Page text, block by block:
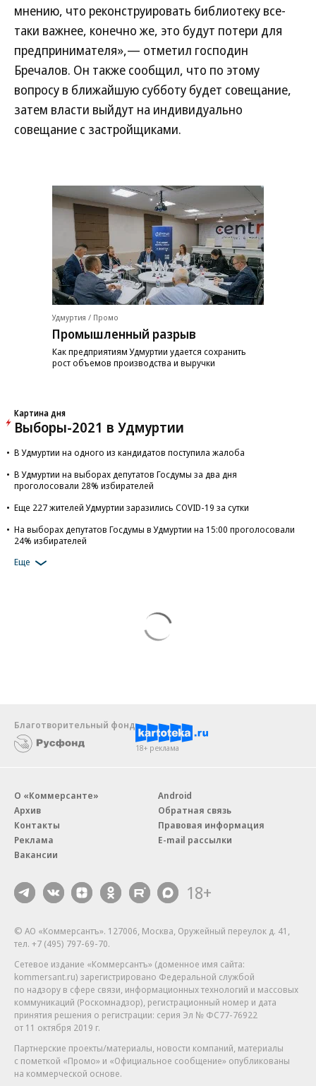
мнению, что реконструировать библиотеку все-
таки важнее, конечно же, это будут потери для
предпринимателя»,— отметил господин
Бречалов. Он также сообщил, что по этому
вопросу в ближайшую субботу будет совещание,
затем власти выйдут на индивидуально
совещание с застройщиками.
Удмуртия / Промо
Промышленный разрыв
Как предприятиям Удмуртии удается сохранить
рост объемов производства и выручки
Картина дня
Выборы-2021 в Удмуртии
В Удмуртии на одного из кандидатов поступила жалоба
В Удмуртии на выборах депутатов Госдумы за два дня
проголосовали 28% избирателей
Еще 227 жителей Удмуртии заразились COVID-19 за сутки
На выборах депутатов Госдумы в Удмуртии на 15:00 проголосовали
24% избирателей
Еще
Благотворительный фонд
18+ реклама
О «Коммерсанте»
Архив
Контакты
Реклама
Вакансии
Android
Обратная связь
Правовая информация
E-mail рассылки
18+
© АО «Коммерсантъ». 127006, Москва, Оружейный переулок д. 41,
тел. +7 (495) 797-69-70.
Сетевое издание «Коммерсантъ» (доменное имя сайта:
kommersant.ru) зарегистрировано Федеральной службой
по надзору в сфере связи, информационных технологий и массовых
коммуникаций (Роскомнадзор), регистрационный номер и дата
принятия решения о регистрации: серия Эл № ФС77-76922
от 11 октября 2019 г.
Партнерские проекты/материалы, новости компаний, материалы
с пометкой «Промо» и «Официальное сообщение» опубликованы
на коммерческой основе.